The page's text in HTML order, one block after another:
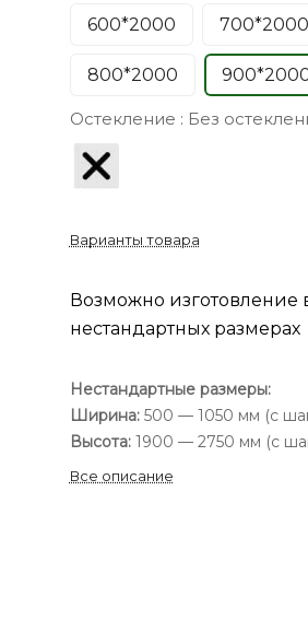
600*2000
700*2000
800*2000
Остекление : Без
Варианты товара
Возможно изготовление
нестандартных размерах
Нестандартные размеры:
Ширина:500 — 1050 мм (с
Высота:1900 — 2750 мм (с
Все описание